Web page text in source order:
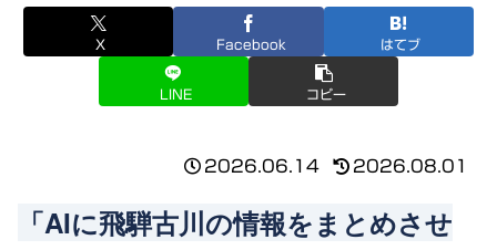
X Facebook はてブ
LINE コピー
2026.06.14 2026.08.01
「AIに飛騨古川の情報をまとめさせ